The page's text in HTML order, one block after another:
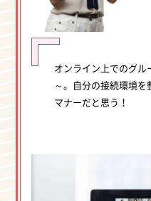
オンライン上でのグル
～。自分の接続環境を
マナーだと思う！